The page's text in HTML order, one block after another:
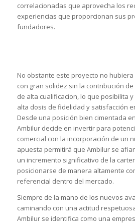
correlacionadas que aprovecha los
experiencias que proporcionan sus
fundadores.
No obstante este proyecto no
con gran solidez sin la contribución
de alta cualificacion, lo que posibilita
alta dosis de fidelidad y satisfacción
Desde una posición bien cimentada
Ambilur decide en invertir para
comercial con la incorporación de un
apuesta permitirá que Ambilur se
un incremento significativo de la
posicionarse de manera altamente
referencial dentro del mercado.
Siempre de la mano de los nuevos
caminando con una actitud
Ambilur se identifica como una